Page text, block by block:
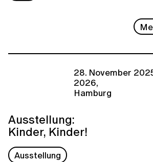
28. November
2026,
Hamburg
Ausstellung:
Kinder, Kinder!
Ausstellung